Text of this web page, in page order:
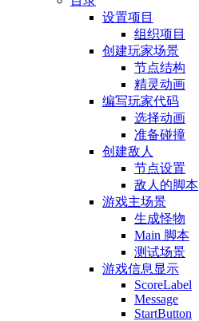
设置项目
组织项目
创建玩家场景
节点结构
精灵动画
编写玩家代码
选择动画
准备碰撞
创建敌人
节点设置
敌人的脚本
游戏主场景
生成怪物
Main 脚本
测试场景
游戏信息显示
ScoreLabel
Message
StartButton